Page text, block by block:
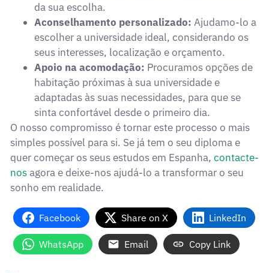
da sua escolha.
Aconselhamento personalizado: Ajudamo-lo a
escolher a universidade ideal, considerando os
seus interesses, localização e orçamento.
Apoio na acomodação: Procuramos opções de
habitação próximas à sua universidade e
adaptadas às suas necessidades, para que se
sinta confortável desde o primeiro dia.
O nosso compromisso é tornar este processo o mais
simples possível para si. Se já tem o seu diploma e
quer começar os seus estudos em Espanha, contacte-
nosagora e deixe-nos ajudá-lo a transformar o seu
sonho em realidade.
Facebook Share on X LinkedIn
WhatsApp Email Copy Link